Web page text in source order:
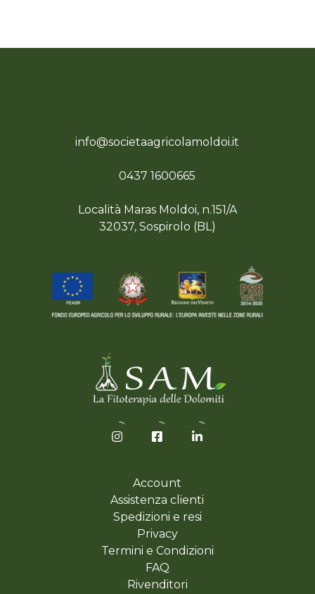
info@societaagricolamoldoi.it
0437 1600665
Località Maras Moldoi, n.151/A
32037, Sospirolo (BL)
Account
Assistenza clienti
Spedizioni e resi
Privacy
Termini e Condizioni
FAQ
Rivenditori